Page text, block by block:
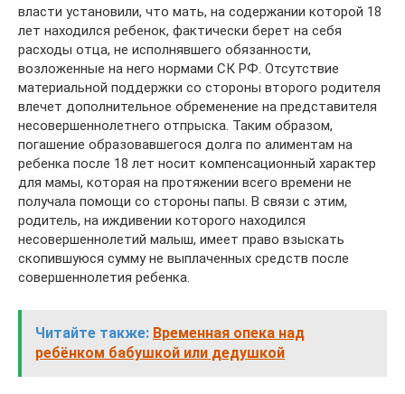
власти установили, что мать, на содержании которой 18
лет находился ребенок, фактически берет на себя
расходы отца, не исполнявшего обязанности,
возложенные на него нормами СК РФ. Отсутствие
материальной поддержки со стороны второго родителя
влечет дополнительное обременение на представителя
несовершеннолетнего отпрыска. Таким образом,
погашение образовавшегося долга по алиментам на
ребенка после 18 лет носит компенсационный характер
для мамы, которая на протяжении всего времени не
получала помощи со стороны папы. В связи с этим,
родитель, на иждивении которого находился
несовершеннолетий малыш, имеет право взыскать
скопившуюся сумму не выплаченных средств после
совершеннолетия ребенка.
Читайте также: Временная опека над
ребёнком бабушкой или дедушкой